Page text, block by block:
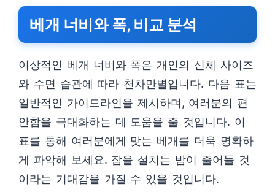
베개 너비와 폭, 비교 분석
이상적인 베개 너비와 폭은 개인의 신체 사이즈
와 수면 습관에 따라 천차만별입니다. 다음 표는
일반적인 가이드라인을 제시하며, 여러분의 편
안함을 극대화하는 데 도움을 줄 것입니다. 이
표를 통해 여러분에게 맞는 베개를 더욱 명확하
게 파악해 보세요. 잠을 설치는 밤이 줄어들 것
이라는 기대감을 가질 수 있을 것입니다.